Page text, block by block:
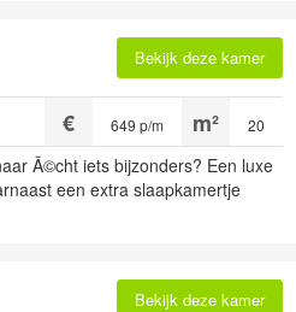
Bekijk deze kamer
20
649 p/m
Ã©cht iets bijzonders? Een luxe
een extra slaapkamertje
Bekijk deze kamer